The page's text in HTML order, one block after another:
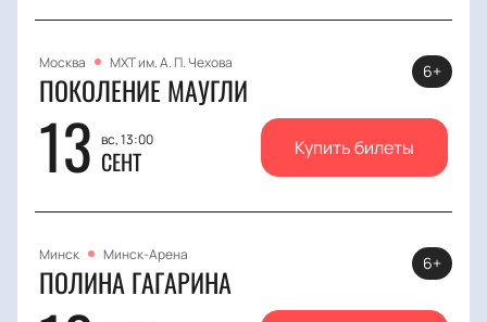
Москва МХТ им. А. П. Чехова
ПОКОЛЕНИЕ МАУГЛИ
13 вс, 13:00
СЕНТ
6+
Купить билеты
Минск Минск-Арена
ПОЛИНА ГАГАРИНА 6+